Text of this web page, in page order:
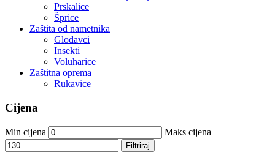
Prskalice
Šprice
Zaštita od nametnika
Glodavci
Insekti
Voluharice
Zaštitna oprema
Rukavice
Cijena
Min cijena Maks cijena
Filtriraj